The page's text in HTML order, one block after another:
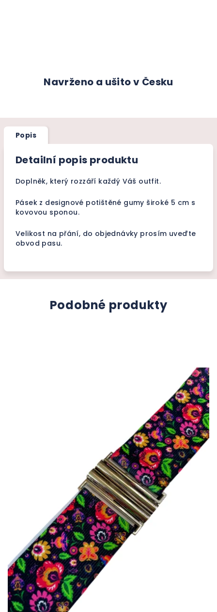
Navrženo a ušito v Česku
Popis
Detailní popis produktu
Doplněk, který rozzáří každý Váš outfit.
Pásek z designové potištěné gumy široké 5 cm s
kovovou sponou.
Velikost na přání, do objednávky prosím uveďte
obvod pasu.
Podobné produkty